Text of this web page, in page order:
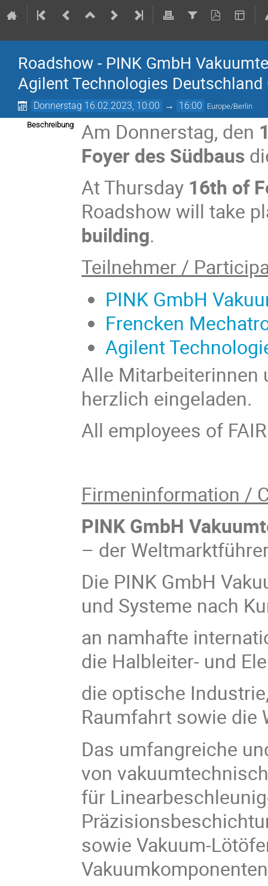
Roadshow - PINK GmbH
Agilent Technologies Deutschland
Donnerstag 16.02.2023, 10:00 → 16:00 Europe/Berlin
Beschreibung Am Donnerstag, den
Foyer des Südbaus
At Thursday 16th of
Roadshow will take
building.
Teilnehmer /
PINK GmbH
Frencken
Agilent
Alle Mitarbeiterinnen
herzlich eingeladen.
All employees of
Firmeninformation /
PINK GmbH
– der
Die PINK GmbH
und Systeme nach
an namhafte
die Halbleiter- und
die optische
Raumfahrt sowie die
Das umfangreiche
von
für
sowie Vakuum-